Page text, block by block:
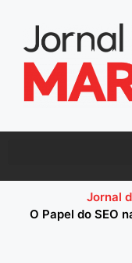
Jornal
O Papel do SEO